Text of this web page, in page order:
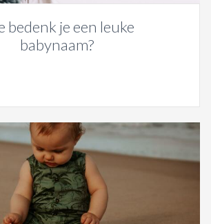
bedenk je een leuke
babynaam?